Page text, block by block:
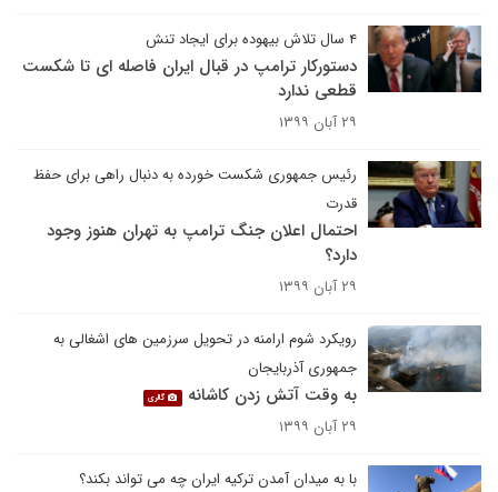
۴ سال تلاش بیهوده برای ایجاد تنش
دستورکار ترامپ در قبال ایران فاصله ای تا شکست
قطعی ندارد
۲۹ آبان ۱۳۹۹
رئیس جمهوری شکست خورده به دنبال راهی برای حفظ
قدرت
احتمال اعلان جنگ ترامپ به تهران هنوز وجود
دارد؟
۲۹ آبان ۱۳۹۹
رویکرد شوم ارامنه در تحویل سرزمین های اشغالی به
جمهوری آذربایجان
به وقت آتش زدن کاشانه گالری
۲۹ آبان ۱۳۹۹
با به میدان آمدن ترکیه ایران چه می تواند بکند؟